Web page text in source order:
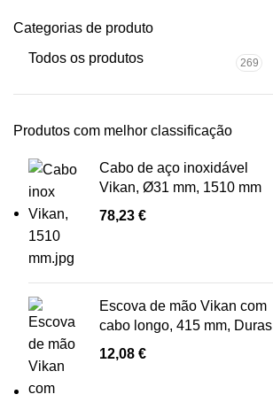
Categorias de produto
Todos os produtos
269
Produtos com melhor classificação
Cabo de aço inoxidável
Vikan, Ø31 mm, 1510 mm
78,23 €
Escova de mão Vikan com
cabo longo, 415 mm, Duras
12,08 €